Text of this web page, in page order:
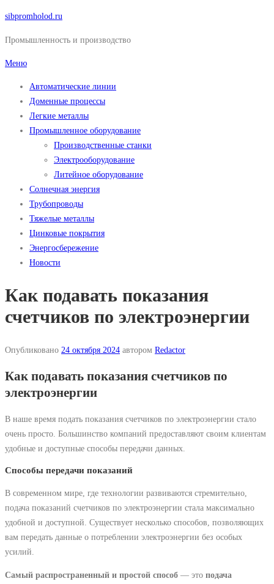
Перейти
содержимому
sibpromholod.ru
Промышленность и производство
Меню
Автоматические линии
Доменные процессы
Легкие металлы
Промышленное оборудование
Производственные станки
Электрооборудование
Литейное оборудование
Солнечная энергия
Трубопроводы
Тяжелые металлы
Цинковые покрытия
Энергосбережение
Новости
Как подавать показания
счетчиков по электроэнергии
Опубликовано 24 октября 2024 автором Redactor
Как подавать показания счетчиков по
электроэнергии
В наше время подать показания счетчиков по электроэнергии стало
очень просто. Большинство компаний предоставляют своим клиентам
удобные и доступные способы передачи данных.
Способы передачи показаний
В современном мире, где технологии развиваются стремительно,
подача показаний счетчиков по электроэнергии стала максимально
удобной и доступной. Существует несколько способов, позволяющих
вам передать данные о потреблении электроэнергии без особых
усилий.
Самый распространенный и простой способ ― это подача